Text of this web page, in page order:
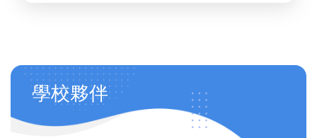
Main
navigation
(自
學校夥伴